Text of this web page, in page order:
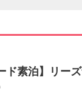
ド素泊】リー